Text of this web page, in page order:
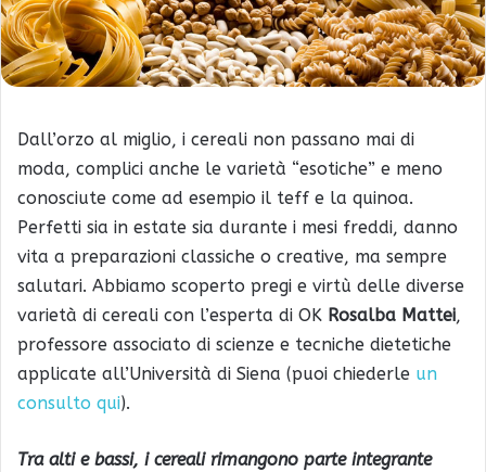
Dall’orzo al miglio, i cereali non passano mai di
moda, complici anche le varietà “esotiche” e meno
conosciute come ad esempio il teff e la quinoa.
Perfetti sia in estate sia durante i mesi freddi, danno
vita a preparazioni classiche o creative, ma sempre
salutari. Abbiamo scoperto pregi e virtù delle diverse
varietà di cereali con l’esperta di OK Rosalba Mattei,
professore associato di scienze e tecniche dietetiche
applicate all’Università di Siena (puoi chiederle un
consulto qui).
Tra alti e bassi, i cereali rimangono parte integrante